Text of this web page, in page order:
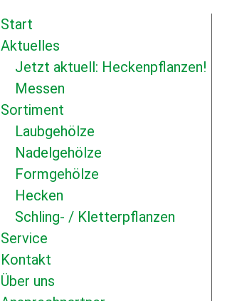
Start
Aktuelles
Jetzt aktuell: Heckenpflanzen!
Messen
Sortiment
Laubgehölze
Nadelgehölze
Formgehölze
Hecken
Schling- / Kletterpflanzen
Service
Kontakt
Über uns